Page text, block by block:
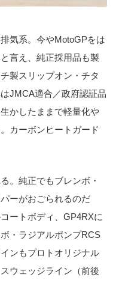
気系。今やMotoGPをは
言え、純正採用品も製
製スリップオン・チタ
JMCA適合／政府認証品
かしたままで軽量化や
カーボンヒートガード
。純正でもブレンボ・
ーがおごられるのだ
ートボディ、GP4RXに
・ラジアルポンプRCS
ンもプロトオリジナル
ウェッジライン（前後